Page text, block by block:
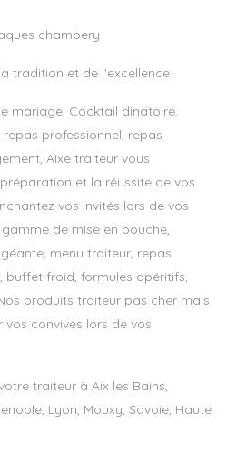
chambery
tradition et de l'excellence.
mariage, Cocktail dinatoire,
professionnel, repas
Aixe traiteur vous
et la réussite de vos
vos invités lors de vos
de mise en bouche,
menu traiteur, repas
froid, formules apéritifs,
produits traiteur pas cher mais
convives lors de vos
traiteur à Aix les Bains,
Lyon, Mouxy, Savoie, Haute